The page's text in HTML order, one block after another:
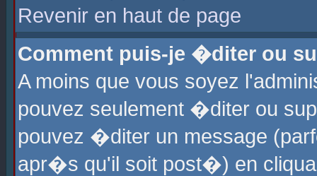
Revenir en haut de page
Comment puis-je �diter ou
A moins que vous soyez
pouvez seulement �diter ou
pouvez �diter un message
apr�s qu'il soit post�) en